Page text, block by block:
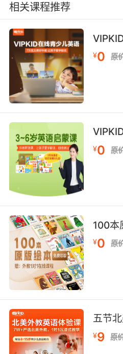
6. And we assume
pregnancy scam.
我们猜这是因为那个代孕
7. No. I'm taking it
不去 这次怀孕 我打算悠着
8. Do you have the
freaking out.
买到验孕棒了吗 我吓坏了
9. I know, but
hormones.
10. Any chance of
有可能是怀孕吗 我在服用
相关课程推荐
¥0 原
¥0 原
100本
¥0 原
五节
¥9 原